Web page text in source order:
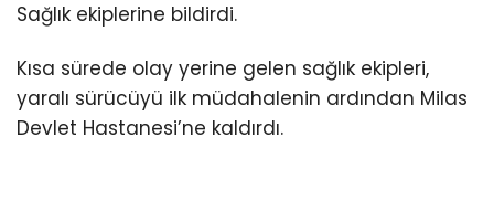
Sağlık ekiplerine bildirdi.
Kısa sürede olay yerine gelen sağlık ekipleri,
yaralı sürücüyü ilk müdahalenin ardından Milas
Devlet Hastanesi’ne kaldırdı.